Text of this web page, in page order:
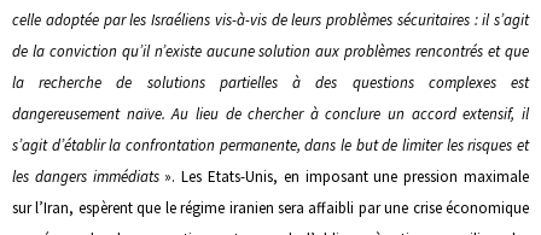
celle adoptée par les Israéliens vis-à-vis de leurs problèmes sécuritaires : il s’agit
de la conviction qu’il n’existe aucune solution aux problèmes rencontrés et que
la recherche de solutions partielles à des questions complexes est
dangereusement naïve. Au lieu de chercher à conclure un accord extensif, il
s’agit d’établir la confrontation permanente, dans le but de limiter les risques et
les dangers immédiats». Les Etats-Unis, en imposant une pression maximale
sur l’Iran, espèrent que le régime iranien sera affaibli par une crise économique